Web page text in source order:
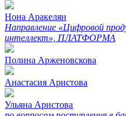
Нона Аракелян
Направление «Цифровой
интеллект», ПЛАТФОРМА
Полина Арженовскова
Анастасия Аристова
Ульяна Аристова